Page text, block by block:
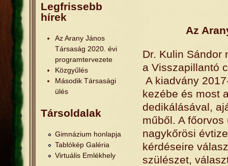
Az
Dr. Kulin Sándor
a Visszapillantó
A kiadvány
kezébe és most
dedikálásával,
műből. A
nagykőrösi
kérdéseire
szülészet,
Legfrissebb
hírek
Az Arany János
Társaság 2020. évi
programtervezete
Közgyűlés
Második Társasági
ülés
Társoldalak
Gimnázium honlapja
Tablókép Galéria
Virtuális Emlékhely